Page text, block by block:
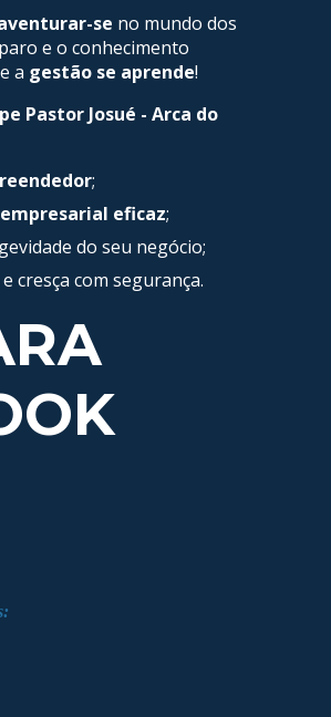
se no mundo dos
e o conhecimento
a gestão se aprende!
Pastor Josué - Arca do
;
eficaz;
do seu negócio;
cresça com segurança.